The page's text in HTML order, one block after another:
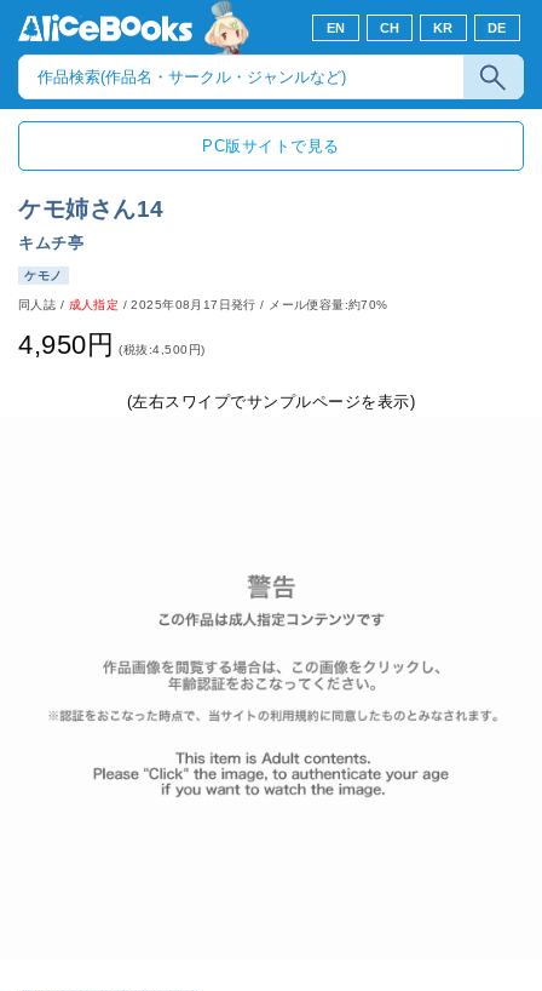
EN CH KR DE
PC版サイトで見る
ケモ姉さん14
キムチ亭
ケモノ
同人誌 / 成人指定 /2025年08月17日発行 / メール便容量:約70%
4,950円 (税抜:4,500円)
(左右スワイプでサンプルページを表示)